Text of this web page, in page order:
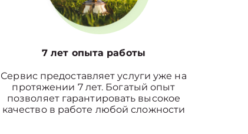
7 лет опыта работы
Сервис предоставляет услуги уже на
протяжении 7 лет. Богатый опыт
позволяет гарантировать высокое
качество в работе любой сложности